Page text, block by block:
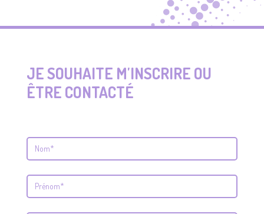
JE SOUHAITE M'INSCRIRE OU
ÊTRE CONTACTÉ